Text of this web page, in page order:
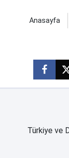
Anasayfa
Türkiye ve